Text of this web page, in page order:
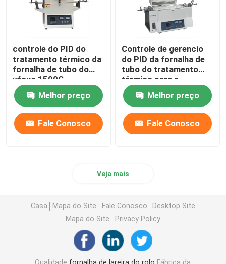
controle do PID do
tratamento térmico da
fornalha de tubo do
vácuo 1500C
Melhor preço
Fale Conosco
Controle de gerencio
do PID da fornalha de
tubo do tratamento
térmico para a
calcinação e a
secagem do
laboratório
Melhor preço
Fale Conosco
Veja mais
Casa Mapa do Site Fale Conosco
Desktop Site
Mapa do Site
Privacy Policy